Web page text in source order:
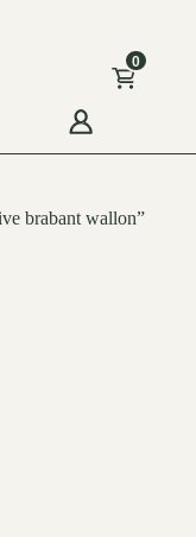
0
brabant wallon”